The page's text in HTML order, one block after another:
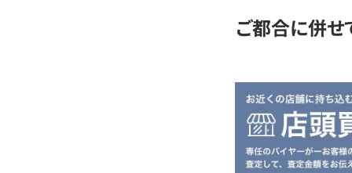
ご都合に併せ